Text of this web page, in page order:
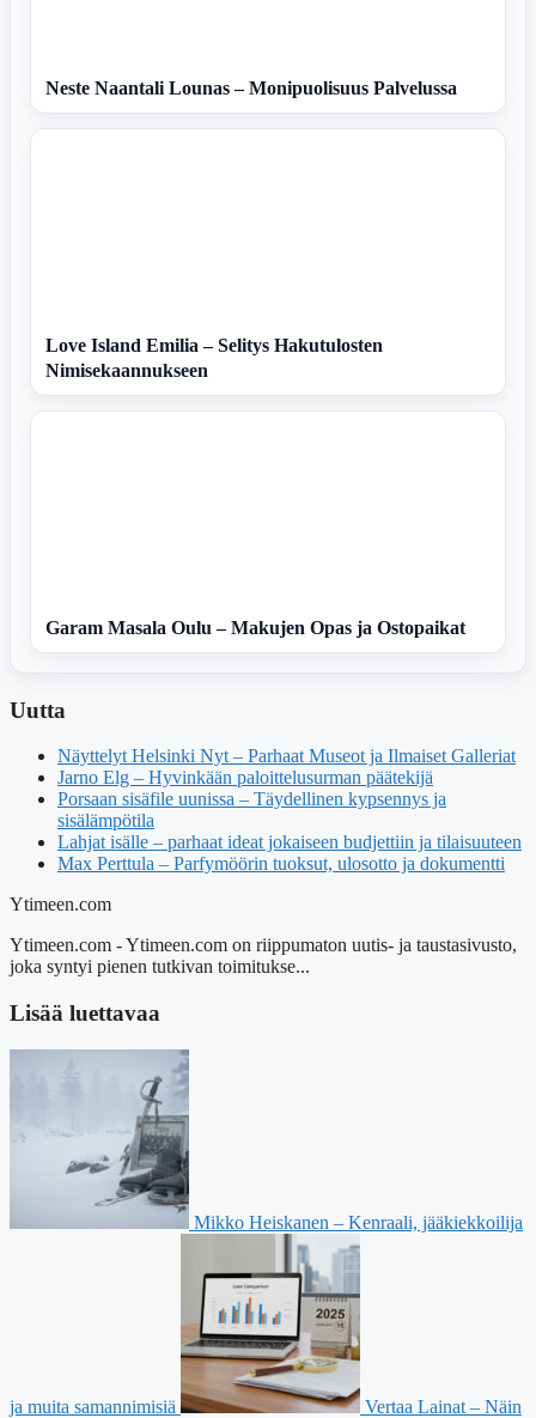
Neste Naantali Lounas – Monipuolisuus Palvelussa
Love Island Emilia – Selitys Hakutulosten
Nimisekaannukseen
Garam Masala Oulu – Makujen Opas ja Ostopaikat
Uutta
Näyttelyt Helsinki Nyt – Parhaat Museot ja Ilmaiset Galleriat
Jarno Elg – Hyvinkään paloittelusurman päätekijä
Porsaan sisäfile uunissa – Täydellinen kypsennys ja
sisälämpötila
Lahjat isälle – parhaat ideat jokaiseen budjettiin ja tilaisuuteen
Max Perttula – Parfymöörin tuoksut, ulosotto ja dokumentti
Ytimeen.com
Ytimeen.com - Ytimeen.com on riippumaton uutis- ja taustasivusto,
joka syntyi pienen tutkivan toimitukse...
Lisää luettavaa
Mikko Heiskanen – Kenraali, jääkiekkoilija
ja muita samannimisiä Vertaa Lainat – Näin